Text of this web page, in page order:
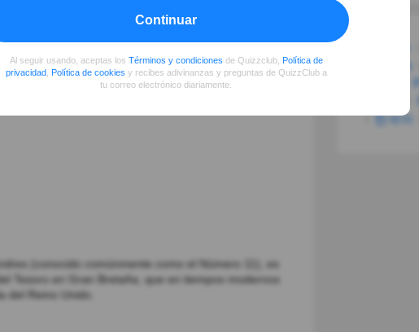
conocimiento
(conocido comúnmente como el Número 11), es
Tesoro en Gran Bretaña, que en tiempos modernos
del Reino Unido.
한국어
Continuar
Al seguir usando, aceptas los Términos y condiciones de Quizzclub, Política de
privacidad, Política de cookies y recibes adivinanzas y preguntas de QuizzClub a
tu correo electrónico diariamente.